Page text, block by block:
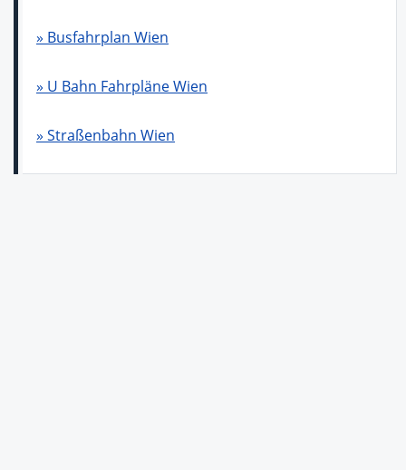
» Busfahrplan Wien
» U Bahn Fahrpläne Wien
» Straßenbahn Wien